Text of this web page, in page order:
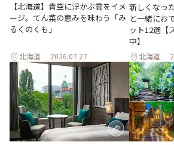
【北海道】青空に浮かぶ雲をイメ
ージ。てん菜の恵みを味わう「み
るくのくも」
北海道 2026.07.27
新しくなっ
と一緒にお
ット12選【
中】
北海道